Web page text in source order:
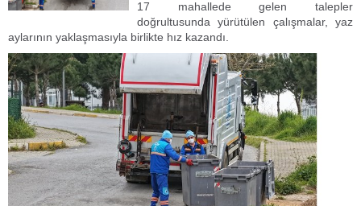
17 mahallede gelen talepler
doğrultusunda yürütülen çalışmalar, yaz
aylarının yaklaşmasıyla birlikte hız kazandı.